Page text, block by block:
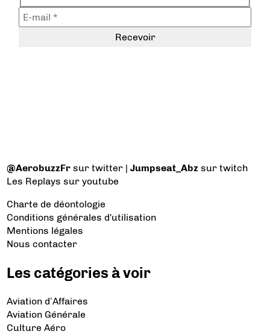
@AerobuzzFr sur twitter |Jumpseat_Abz sur twitch
Les Replays sur youtube
Charte de déontologie
Conditions générales d'utilisation
Mentions légales
Nous contacter
Les catégories à voir
Aviation d’Affaires
Aviation Générale
Culture Aéro